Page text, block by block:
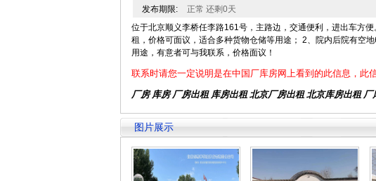
发布期限:
正常 还剩0天
位于北京顺义李桥任李路161号，主路边，交通便利，进出车方
租，价格可面议，适合多种货物仓储等用途； 2、院内后院有空
用途，有意者可与我联系，价格面议！
联系时请您一定说明是在中国厂库房网上看到的此信息，此
厂房 库房 厂房出租 库房出租 北京厂房出租 北京库房出租 厂
图片展示